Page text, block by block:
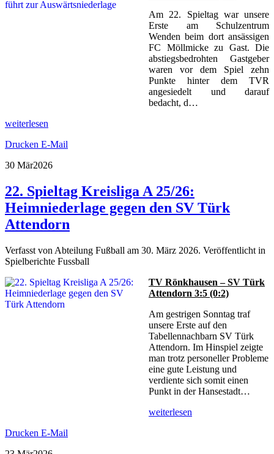
Am 22. Spieltag war unsere
Erste am Schulzentrum
Wenden beim dort ansässigen
FC Möllmicke zu Gast. Die
abstiegsbedrohten Gastgeber
waren vor dem Spiel zehn
Punkte hinter dem TVR
angesiedelt und darauf
bedacht, d…
weiterlesen
Drucken E-Mail
30 Mär2026
22. Spieltag Kreisliga A 25/26:
Heimniederlage gegen den SV Türk
Attendorn
Verfasst von Abteilung Fußball am 30. März 2026. Veröffentlicht in
Spielberichte Fussball
TV Rönkhausen – SV Türk
Attendorn 3:5 (0:2)
Am gestrigen Sonntag traf
unsere Erste auf den
Tabellennachbarn SV Türk
Attendorn. Im Hinspiel zeigte
man trotz personeller Probleme
eine gute Leistung und
verdiente sich somit einen
Punkt in der Hansestadt…
weiterlesen
Drucken E-Mail